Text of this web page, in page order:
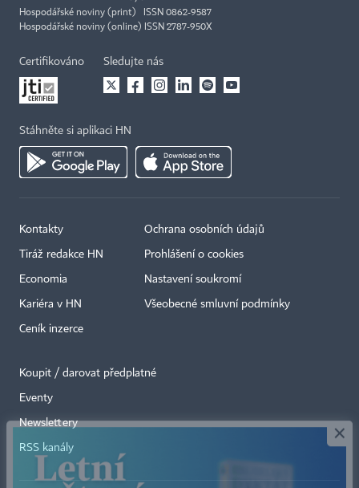
Hospodářské noviny (print) ISSN 0862-9587
Hospodářské noviny (online) ISSN 2787-950X
Certifikováno Sledujte nás
Stáhněte si aplikaci HN
Kontakty
Tiráž redakce HN
Economia
Kariéra v HN
Ceník inzerce
Ochrana osobních údajů
Prohlášení o cookies
Nastavení soukromí
Všeobecné smluvní podmínky
Koupit / darovat předplatné
Eventy
Newslettery
RSS kanály